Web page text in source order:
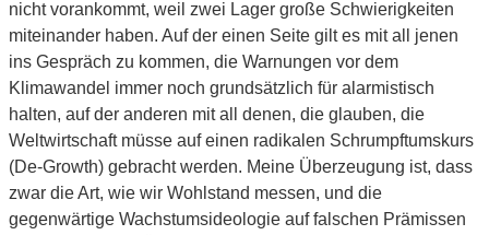
nicht vorankommt, weil zwei Lager große Schwierigkeiten
miteinander haben. Auf der einen Seite gilt es mit all jenen
ins Gespräch zu kommen, die Warnungen vor dem
Klimawandel immer noch grundsätzlich für alarmistisch
halten, auf der anderen mit all denen, die glauben, die
Weltwirtschaft müsse auf einen radikalen Schrumpftumskurs
(De-Growth) gebracht werden. Meine Überzeugung ist, dass
zwar die Art, wie wir Wohlstand messen, und die
gegenwärtige Wachstumsideologie auf falschen Prämissen